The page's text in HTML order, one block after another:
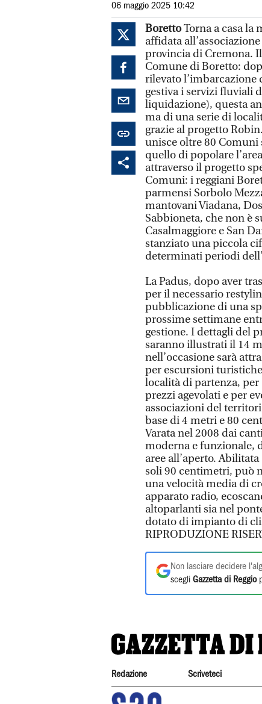
06 maggio 2025 10:42
BorettoTorna a casa la
affidata
provincia di Cremona.
Comune di Boretto:
rilevato l’imbarcazione
gestiva i servizi fluviali
liquidazione), questa
ma di una serie di
grazie al progetto
unisce oltre 80 Comuni
quello di popolare
attraverso il progetto
Comuni: i reggiani
parmensi Sorbolo
mantovani Viadana,
Sabbioneta, che non è
Casalmaggiore e San
stanziato una piccola
determinati periodi
La Padus, dopo aver
per il necessario
pubblicazione di una
prossime settimane
gestione. I dettagli del
saranno illustrati il 14
nell’occasione sarà
per escursioni
località di partenza,
prezzi agevolati e per
associazioni del
base di 4 metri e 80
Varata nel 2008 dai
moderna e funzionale,
aree all’aperto.
soli 90 centimetri, può
una velocità media di
apparato radio,
altoparlanti sia nel
dotato di impianto di
RIPRODUZIONE
Non lasciare decidere
scegli Gazzetta di Reggio
Redazione Scriveteci